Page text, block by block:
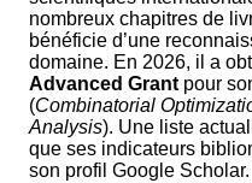
nombreux chapitres de
bénéficie d’une
domaine. En 2026, il a
Advanced Grantpour
(Combinatorial
Analysis). Une liste
que ses indicateurs
son profil Google Scholar.